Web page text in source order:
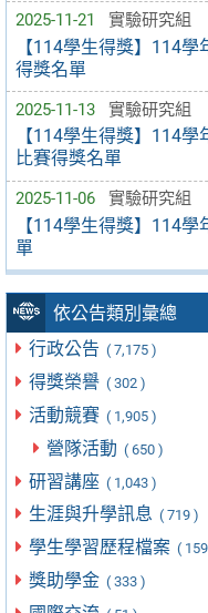
2025-11-21 實驗研究組
【114學生得獎】114
得獎名單
2025-11-13 實驗研究組
【114學生得獎】114
比賽得獎名單
2025-11-06 實驗研究組
【114學生得獎】114
單
依公告類別彙總
行政公告 ( 7,175 )
得獎榮譽 ( 302 )
活動競賽 ( 1,905 )
營隊活動 ( 650 )
研習講座 ( 1,043 )
生涯與升學訊息 ( 719 )
學生學習歷程檔案 (
獎助學金 ( 333 )